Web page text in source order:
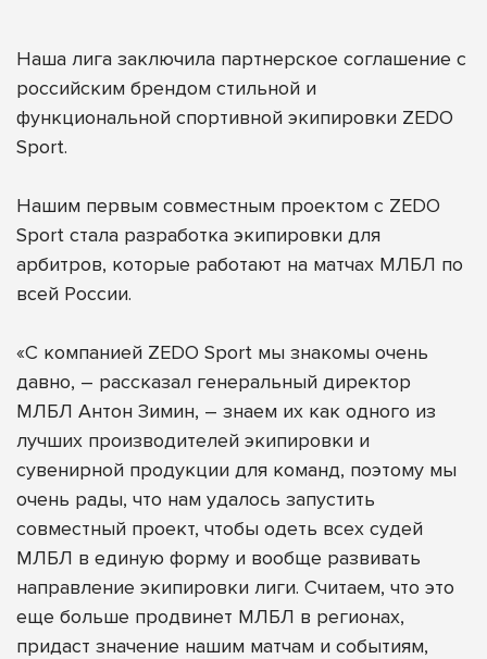
Наша лига заключила партнерское соглашение с
российским брендом стильной и
функциональной спортивной экипировки ZEDO
Sport.
Нашим первым совместным проектом с ZEDO
Sport стала разработка экипировки для
арбитров, которые работают на матчах МЛБЛ по
всей России.
«С компанией ZEDO Sport мы знакомы очень
давно, – рассказал генеральный директор
МЛБЛ Антон Зимин, – знаем их как одного из
лучших производителей экипировки и
сувенирной продукции для команд, поэтому мы
очень рады, что нам удалось запустить
совместный проект, чтобы одеть всех судей
МЛБЛ в единую форму и вообще развивать
направление экипировки лиги. Считаем, что это
еще больше продвинет МЛБЛ в регионах,
придаст значение нашим матчам и событиям,